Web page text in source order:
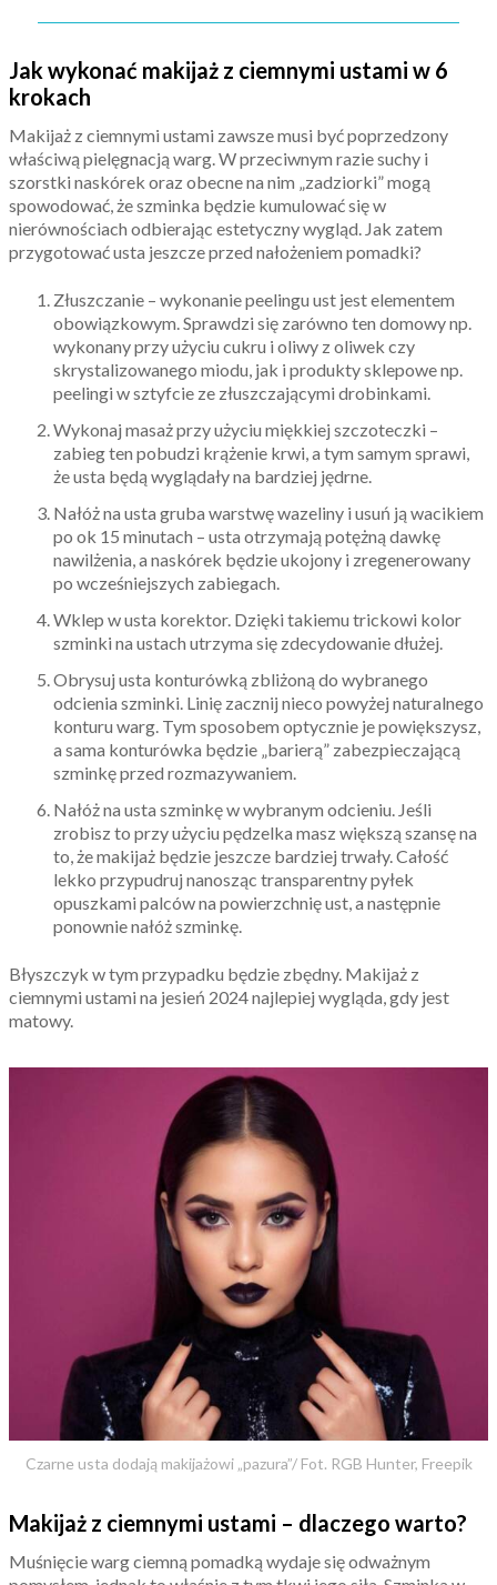
Jak wykonać makijaż z ciemnymi ustami w 6
krokach
Makijaż z ciemnymi ustami zawsze musi być poprzedzony
właściwą pielęgnacją warg. W przeciwnym razie suchy i
szorstki naskórek oraz obecne na nim „zadziorki” mogą
spowodować, że szminka będzie kumulować się w
nierównościach odbierając estetyczny wygląd. Jak zatem
przygotować usta jeszcze przed nałożeniem pomadki?
Złuszczanie – wykonanie peelingu ust jest elementem
obowiązkowym. Sprawdzi się zarówno ten domowy np.
wykonany przy użyciu cukru i oliwy z oliwek czy
skrystalizowanego miodu, jak i produkty sklepowe np.
peelingi w sztyfcie ze złuszczającymi drobinkami.
Wykonaj masaż przy użyciu miękkiej szczoteczki –
zabieg ten pobudzi krążenie krwi, a tym samym sprawi,
że usta będą wyglądały na bardziej jędrne.
Nałóż na usta gruba warstwę wazeliny i usuń ją wacikiem
po ok 15 minutach – usta otrzymają potężną dawkę
nawilżenia, a naskórek będzie ukojony i zregenerowany
po wcześniejszych zabiegach.
Wklep w usta korektor. Dzięki takiemu trickowi kolor
szminki na ustach utrzyma się zdecydowanie dłużej.
Obrysuj usta konturówką zbliżoną do wybranego
odcienia szminki. Linię zacznij nieco powyżej naturalnego
konturu warg. Tym sposobem optycznie je powiększysz,
a sama konturówka będzie „barierą” zabezpieczającą
szminkę przed rozmazywaniem.
Nałóż na usta szminkę w wybranym odcieniu. Jeśli
zrobisz to przy użyciu pędzelka masz większą szansę na
to, że makijaż będzie jeszcze bardziej trwały. Całość
lekko przypudruj nanosząc transparentny pyłek
opuszkami palców na powierzchnię ust, a następnie
ponownie nałóż szminkę.
Błyszczyk w tym przypadku będzie zbędny. Makijaż z
ciemnymi ustami na jesień 2024 najlepiej wygląda, gdy jest
matowy.
Czarne usta dodają makijażowi „pazura”/ Fot. RGB Hunter, Freepik
Makijaż z ciemnymi ustami – dlaczego warto?
Muśnięcie warg ciemną pomadką wydaje się odważnym